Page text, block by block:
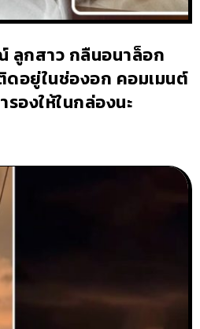
ลูกสาว กลืนอนาล็อก
อยู่ในช่องอก คอมเมนต์
องให้ในกล่องนะ